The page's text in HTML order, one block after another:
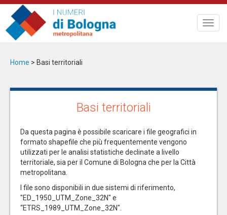
Salta
contenuto
principale
Home > Basi territoriali
Basi territoriali
Da questa pagina è possibile scaricare i file geografici in
formato shapefile che più frequentemente vengono
utilizzati per le analisi statistiche declinate a livello
territoriale, sia per il Comune di Bologna che per la Città
metropolitana.
I file sono disponibili in due sistemi di riferimento,
"ED_1950_UTM_Zone_32N" e
“ETRS_1989_UTM_Zone_32N".